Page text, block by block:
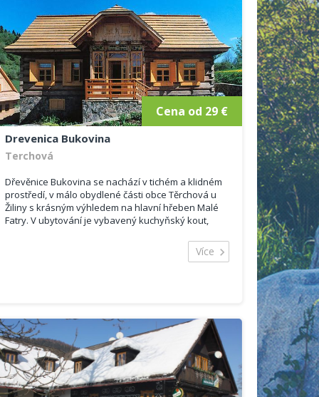
Cena od 29 €
Drevenica Bukovina
Terchová
Dřevěnice Bukovina se nachází v tichém a klidném
prostředí, v málo obydlené části obce Těrchová u
Žiliny s krásným výhledem na hlavní hřeben Malé
Fatry. V ubytování je vybavený kuchyňský kout,
Více